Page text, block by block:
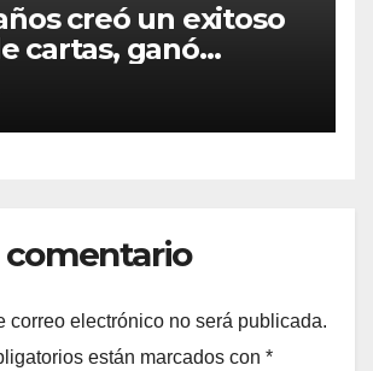
creó un exitoso
cartas, ganó
y ahora vendió la
cumplir su sueño
comentario
correo electrónico no será publicada.
están marcados con *